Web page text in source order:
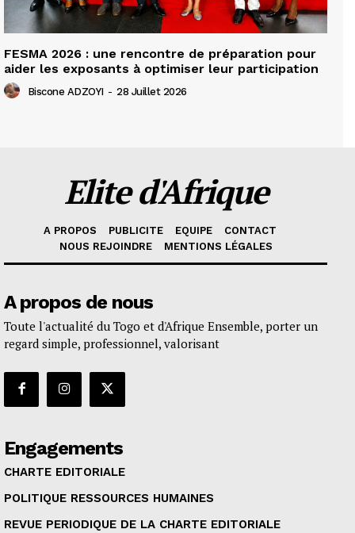
FESMA 2026 : une rencontre de préparation pour
aider les exposants à optimiser leur participation
Biscone ADZOYI - 28 Juillet 2026
Elite d'Afrique
A PROPOS PUBLICITE EQUIPE
CONTACT
NOUS REJOINDRE
MENTIONS LÉGALES
A propos de nous
Toute l'actualité du Togo et d'Afrique Ensemble, porter un
regard simple, professionnel, valorisant
Engagements
CHARTE EDITORIALE
POLITIQUE RESSOURCES HUMAINES
REVUE PERIODIQUE DE LA CHARTE EDITORIALE